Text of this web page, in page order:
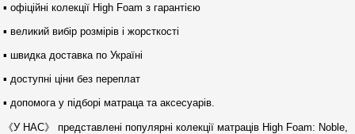
▪︎ офіційні колекції High Foam з гарантією
▪︎ великий вибір розмірів і жорсткості
▪︎ швидка доставка по Україні
▪︎ доступні ціни без переплат
▪︎ допомога у підборі матраца та аксесуарів.
《У НАС》 представлені популярні колекції матраців High Foam: Noble,